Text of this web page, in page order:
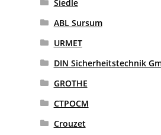
Siedle
ABL Sursum
URMET
DIN Sicherheitstechnik
GROTHE
CTPOCM
Crouzet